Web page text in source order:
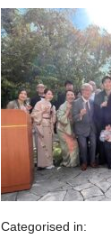
Categorised in: